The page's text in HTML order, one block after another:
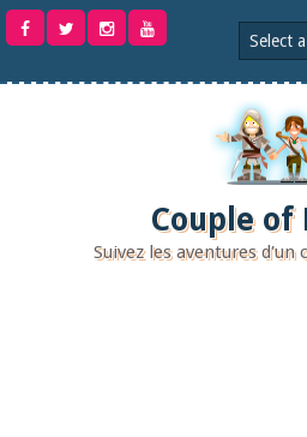
Aller
Couple of
Suivez les aventures d'un